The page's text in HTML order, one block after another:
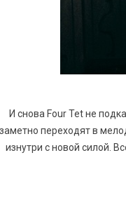
И снова Four Tet не
переходят в
изнутри с новой силой.